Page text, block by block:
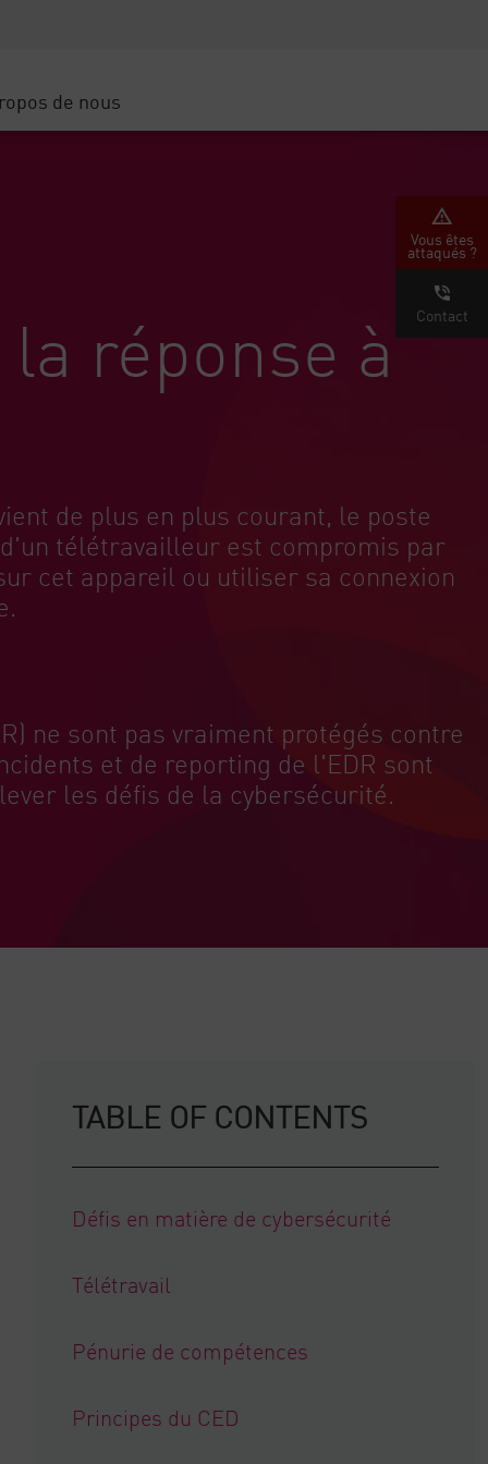
de nous
réponse à
de plus en plus courant, le poste
télétravailleur est compromis par
cet appareil ou utiliser sa connexion
ne sont pas vraiment protégés contre
et de reporting de l'EDR sont
les défis de la cybersécurité.
TABLE OF CONTENTS
Défis en matière de cybersécurité
Télétravail
Pénurie de compétences
Principes du CED
Vous êtes
attaqués ?
Contact